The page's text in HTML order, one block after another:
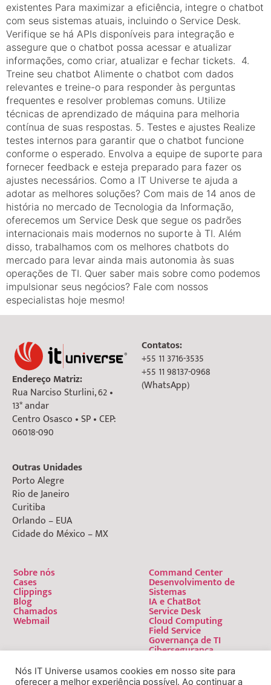
existentes Para maximizar a eficiência, integre o chatbot
com seus sistemas atuais, incluindo o Service Desk.
Verifique se há APIs disponíveis para integração e
assegure que o chatbot possa acessar e atualizar
informações, como criar, atualizar e fechar tickets. 4.
Treine seu chatbot Alimente o chatbot com dados
relevantes e treine-o para responder às perguntas
frequentes e resolver problemas comuns. Utilize
técnicas de aprendizado de máquina para melhoria
contínua de suas respostas. 5. Testes e ajustes Realize
testes internos para garantir que o chatbot funcione
conforme o esperado. Envolva a equipe de suporte para
fornecer feedback e esteja preparado para fazer os
ajustes necessários. Como a IT Universe te ajuda a
adotar as melhores soluções? Com mais de 14 anos de
história no mercado de Tecnologia da Informação,
oferecemos um Service Desk que segue os padrões
internacionais mais modernos no suporte à TI. Além
disso, trabalhamos com os melhores chatbots do
mercado para levar ainda mais autonomia às suas
operações de TI. Quer saber mais sobre como podemos
impulsionar seus negócios? Fale com nossos
especialistas hoje mesmo!
Endereço Matriz:
Rua Narciso Sturlini, 62 •
13* andar
Centro Osasco • SP • CEP:
06018-090
Outras Unidades
Porto Alegre
Rio de Janeiro
Curitiba
Orlando – EUA
Cidade do México – MX
Contatos:
+55 11 3716-3535
+55 11 98137-0968
(WhatsApp)
Sobre nós
Cases
Clippings
Blog
Chamados
Webmail
Command Center
Desenvolvimento de
Sistemas
IA e ChatBot
Service Desk
Cloud Computing
Field Service
Governança de TI
Cibersegurança
Nós IT Universe usamos cookies em nosso site para
oferecer a melhor experiência possível. Ao continuar a